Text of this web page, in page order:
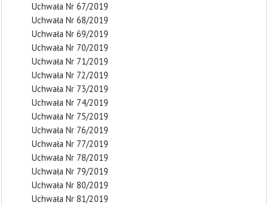
Uchwała Nr 67/2019
Uchwała Nr 68/2019
Uchwała Nr 69/2019
Uchwała Nr 70/2019
Uchwała Nr 71/2019
Uchwała Nr 72/2019
Uchwała Nr 73/2019
Uchwała Nr 74/2019
Uchwała Nr 75/2019
Uchwała Nr 76/2019
Uchwała Nr 77/2019
Uchwała Nr 78/2019
Uchwała Nr 79/2019
Uchwała Nr 80/2019
Uchwała Nr 81/2019